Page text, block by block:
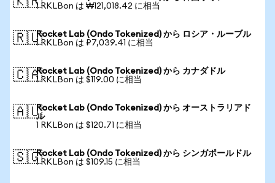
1 RKLBon は ₩121,018.42 に相当
🇷🇺Rocket Lab (Ondo Tokenized) から ロシア・ルーブル
1 RKLBon は ₽7,039.41 に相当
🇨🇦Rocket Lab (Ondo Tokenized) から カナダドル
1 RKLBon は $119.00 に相当
🇦🇺Rocket Lab (Ondo Tokenized) から オーストラリアド
ル
1 RKLBon は $120.71 に相当
🇸🇬Rocket Lab (Ondo Tokenized) から シンガポールドル
1 RKLBon は $109.15 に相当